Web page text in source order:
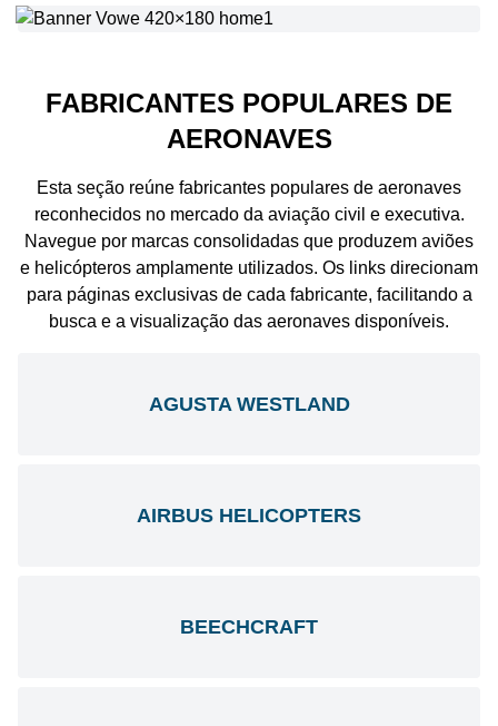
FABRICANTES POPULARES DE
AERONAVES
Esta seção reúne fabricantes populares de aeronaves
reconhecidos no mercado da aviação civil e executiva.
Navegue por marcas consolidadas que produzem aviões
e helicópteros amplamente utilizados. Os links direcionam
para páginas exclusivas de cada fabricante, facilitando a
busca e a visualização das aeronaves disponíveis.
AGUSTA WESTLAND
AIRBUS HELICOPTERS
BEECHCRAFT